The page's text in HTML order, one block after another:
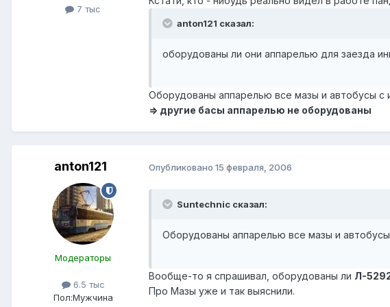
7 тыс
anton121 сказал:
оборудованы ли они аппарелью для заезда
Оборудованы аппарелью все мазы и автобусы с
=> другие басы аппарелью не оборудованы
anton121
Модераторы
6.5 тыс
Пол:Мужчина
Опубликовано 15 февраля, 2006
Suntechnic сказал:
Оборудованы аппарелью все мазы и
Вообще-то я спрашивал, оборудованы ли Л-
Про Мазы уже и так выяснили.